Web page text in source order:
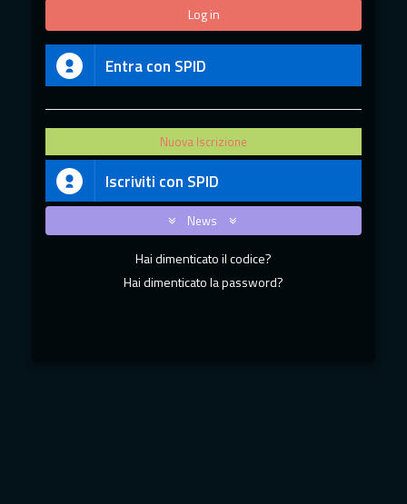
Entra con SPID
Nuova Iscrizione
Iscriviti con SPID
News
Hai dimenticato il codice?
Hai dimenticato la password?